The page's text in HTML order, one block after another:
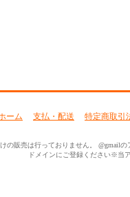
ーム 支払・配送 特定商取引
の販売は行っておりません。 @gmail
ドメインにご登録ください※当